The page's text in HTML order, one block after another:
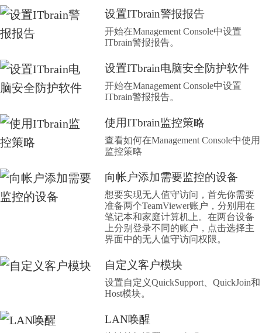
设置ITbrain警报报告
开始在Management Console中设置
ITbrain警报报告。
设置ITbrain电脑安全防护软件
开始在Management Console中设置
ITbrain警报报告。
使用ITbrain监控策略
查看如何在Management Console中使用
监控策略
向帐户添加需要监控的设备
想要实现无人值守访问，首先你需要
准备两个TeamViewer账户，分别用在
笔记本和家庭计算机上。在两台设备
上分别登录不同的账户，点击选择主
界面中的无人值守访问权限。
自定义客户模块
设置自定义QuickSupport、QuickJoin和
Host模块。
LAN唤醒